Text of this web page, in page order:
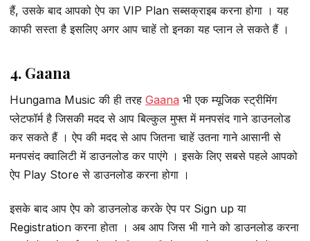
हैं, उसके बाद आपको ऐप का VIP Plan सब्सक्राइब करना होगा । यह
काफी सस्ता है इसलिए अगर आप चाहें तो इनका यह प्लान ले सकते हैं ।
4. Gaana
Hungama Music की ही तरह Gaana भी एक म्यूजिक स्ट्रीमिंग
प्लेटफॉर्म है जिसकी मदद से आप बिल्कुल मुफ्त में मनपसंद गाने डाउनलोड
कर सकते हैं । ऐप की मदद से आप जितना चाहें उतना गाने आसानी से
मनपसंद क्वालिटी में डाउनलोड कर पाएंगे । इसके लिए सबसे पहले आपको
ऐप Play Store से डाउनलोड करना होगा ।
इसके बाद आप ऐप को डाउनलोड करके ऐप पर Sign up या
Registration करना होता । अब आप जिस भी गाने को डाउनलोड करना